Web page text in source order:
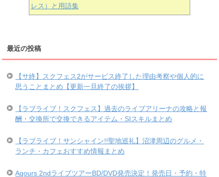
レス）と用語集
最近の投稿
【サ終】スクフェス2がサービス終了した理由考察や個人的に
思うことまとめ【更新一旦終了の挨拶】
【ラブライブ！スクフェス】過去のライブアリーナの攻略と報
酬・交換所で交換できるアイテム・SIスキルまとめ
【ラブライブ！サンシャイン!!聖地巡礼】沼津周辺のグルメ・
ランチ・カフェおすすめ情報まとめ
Aqours 2ndライブツアーBD/DVD発売決定！発売日・予約・特